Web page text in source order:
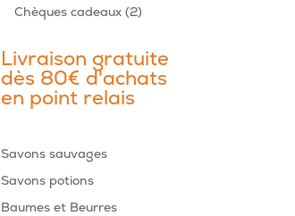
produits
Chèques cadeaux 22
Livraison gratuite
dès 80€ d'achats
en point relais
Savons sauvages
Savons potions
Baumes et Beurres